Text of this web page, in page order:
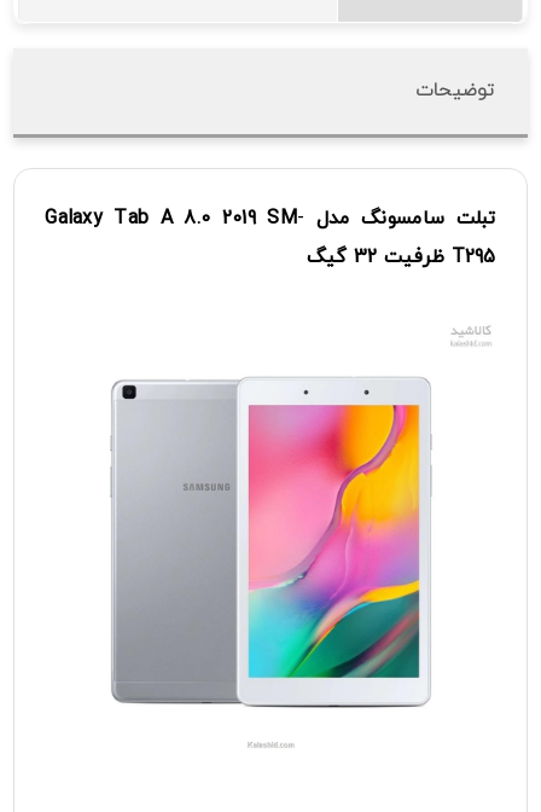
توضیحات
تبلت سامسونگ مدل Galaxy Tab A 8.0 2019 SM-
T295 ظرفیت 32 گیگ